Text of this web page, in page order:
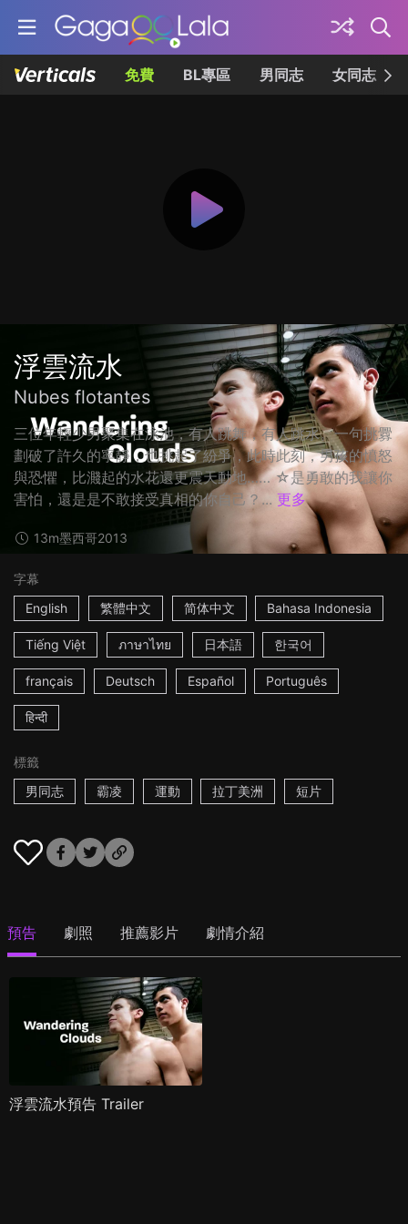
免費 BL專區 男同志 女同志
浮雲流水
Nubes flotantes
三位年輕少男聚集在泳池，有人跳舞，有人跳水。一句挑釁
劃破了許久的寧靜，也挑起了紛爭，此時此刻，男孩的憤怒
與恐懼，比濺起的水花還更震天動地…… ☆是勇敢的我讓你
害怕，還是是不敢接受真相的你自己？... 更多
13m墨西哥2013
字幕
English
繁體中文 简体中文 Bahasa Indonesia
Tiếng Việt ภาษาไทย 日本語 한국어
français Deutsch Español Português
हिन्दी
標籤
男同志
霸凌 運動 拉丁美洲 短片
預告 劇照 推薦影片 劇情介紹
浮雲流水預告 Trailer